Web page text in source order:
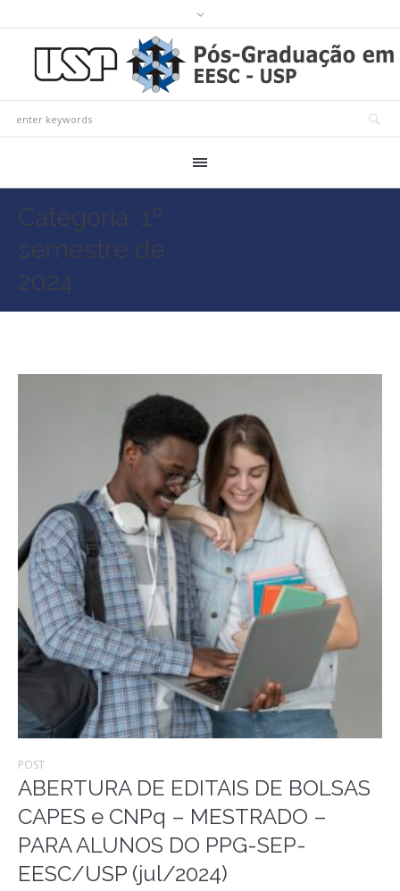
Categoria: 1º
semestre de
2024
POST
ABERTURA DE EDITAIS DE BOLSAS
CAPES e CNPq – MESTRADO –
PARA ALUNOS DO PPG-SEP-
EESC/USP (jul/2024)